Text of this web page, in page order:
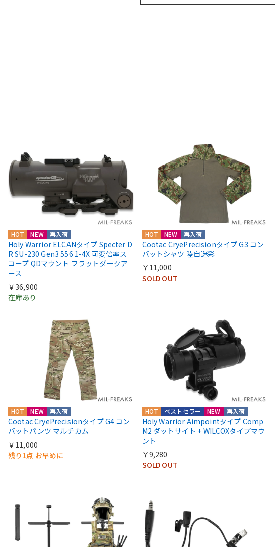
HOT NEW 再入荷
Holy Warrior ELCANタイプ Specter D
R SU-230 Gen3 556 1-4X 可変倍率ス
コープ QDマウント フラットダークア
ース
￥36,900
在庫あり
HOT NEW 再入荷
Cootac CryePrecisionタイプ G3 コン
バットシャツ 陸自迷彩
￥11,000
SOLD OUT
HOT NEW 再入荷
Cootac CryePrecisionタイプ G4 コン
バットパンツ マルチカム
￥11,000
残り1点 お早めに
HOT NEW 再入荷
ベストセラー
Holy Warrior Aimpointタイプ Comp
M2 ダットサイト + WILCOXタイプマウ
ント
￥9,280
SOLD OUT